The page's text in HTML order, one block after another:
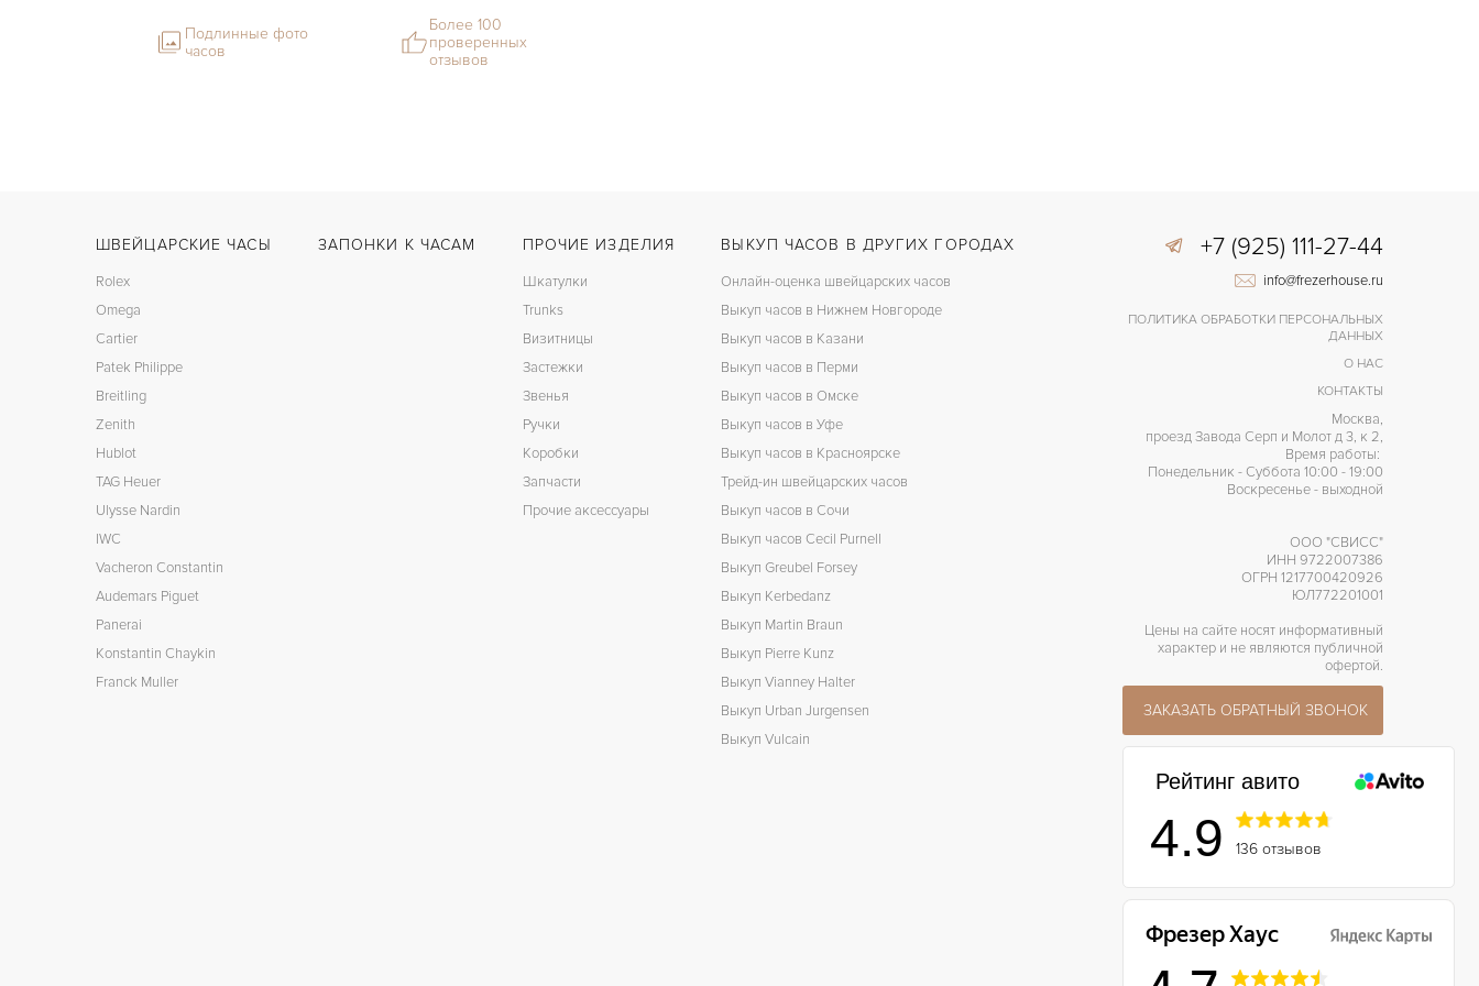
Подлинные фото
часов
Более 100
проверенных
отзывов
ШВЕЙЦАРСКИЕ ЧАСЫ
Rolex
Omega
Cartier
Patek Philippe
Breitling
Zenith
Hublot
TAG Heuer
Ulysse Nardin
IWC
Vacheron Constantin
Audemars Piguet
Panerai
Konstantin Chaykin
Franck Muller
ЗАПОНКИ К ЧАСАМ ПРОЧИЕ ИЗДЕЛИЯ
Шкатулки
Trunks
Визитницы
Застежки
Звенья
Ручки
Коробки
Запчасти
Прочие аксессуары
ВЫКУП ЧАСОВ В ДРУГИХ ГОРОДАХ
Онлайн-оценка швейцарских часов
Выкуп часов в Нижнем Новгороде
Выкуп часов в Казани
Выкуп часов в Перми
Выкуп часов в Омске
Выкуп часов в Уфе
Выкуп часов в Красноярске
Трейд-ин швейцарских часов
Выкуп часов в Сочи
Выкуп часов Cecil Purnell
Выкуп Greubel Forsey
Выкуп Kerbedanz
Выкуп Martin Braun
Выкуп Pierre Kunz
Выкуп Vianney Halter
Выкуп Urban Jurgensen
Выкуп Vulcain
+7 (925) 111-27-44
info@frezerhouse.ru
ПОЛИТИКА ОБРАБОТКИ ПЕРСОНАЛЬНЫХ
ДАННЫХ
О НАС
КОНТАКТЫ
Москва,
проезд Завода Серп и Молот д 3, к 2,
Время работы:
Понедельник - Суббота 10:00 - 19:00
Воскресенье - выходной
ООО "СВИСС"
ИНН 9722007386
ОГРН 1217700420926
ЮЛ772201001
Цены на сайте носят информативный
характер и не являются публичной
офертой.
ЗАКАЗАТЬ ОБРАТНЫЙ ЗВОНОК
Рейтинг авито
4.9 136 отзывов